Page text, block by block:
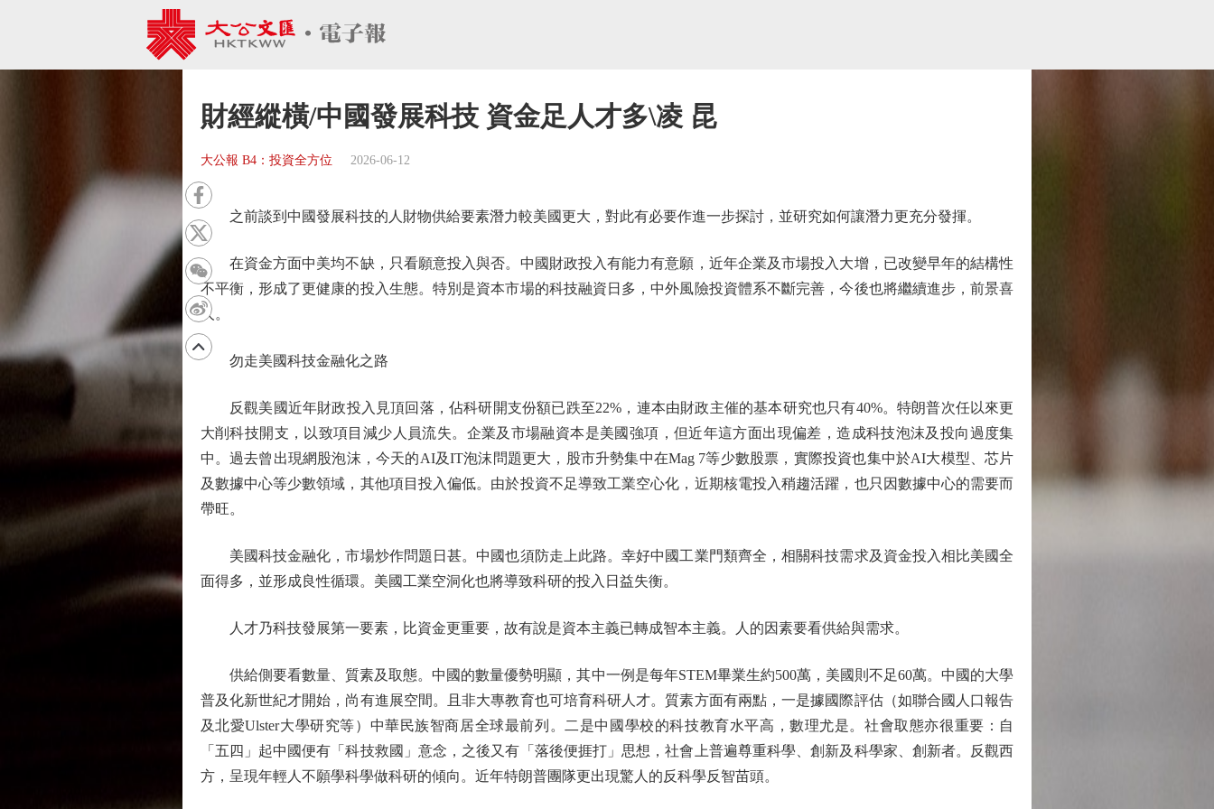
財經縱橫/中國發展科技 資金足人才多\凌 昆
大公報 B4：投資全方位 2026-06-12
之前談到中國發展科技的人財物供給要素潛力較美國更大，對此有必要作進一步探討，並研究如何讓潛力更充分發揮。
在資金方面中美均不缺，只看願意投入與否。中國財政投入有能力有意願，近年企業及市場投入大增，已改變早年的結構性
不平衡，形成了更健康的投入生態。特別是資本市場的科技融資日多，中外風險投資體系不斷完善，今後也將繼續進步，前景喜
人。
勿走美國科技金融化之路
反觀美國近年財政投入見頂回落，佔科研開支份額已跌至22%，連本由財政主催的基本研究也只有40%。特朗普次任以來更
大削科技開支，以致項目減少人員流失。企業及市場融資本是美國強項，但近年這方面出現偏差，造成科技泡沫及投向過度集
中。過去曾出現網股泡沫，今天的AI及IT泡沫問題更大，股市升勢集中在Mag 7等少數股票，實際投資也集中於AI大模型、芯片
及數據中心等少數領域，其他項目投入偏低。由於投資不足導致工業空心化，近期核電投入稍趨活躍，也只因數據中心的需要而
帶旺。
美國科技金融化，市場炒作問題日甚。中國也須防走上此路。幸好中國工業門類齊全，相關科技需求及資金投入相比美國全
面得多，並形成良性循環。美國工業空洞化也將導致科研的投入日益失衡。
人才乃科技發展第一要素，比資金更重要，故有說是資本主義已轉成智本主義。人的因素要看供給與需求。
供給側要看數量、質素及取態。中國的數量優勢明顯，其中一例是每年STEM畢業生約500萬，美國則不足60萬。中國的大學
普及化新世紀才開始，尚有進展空間。且非大專教育也可培育科研人才。質素方面有兩點，一是據國際評估（如聯合國人口報告
及北愛Ulster大學研究等）中華民族智商居全球最前列。二是中國學校的科技教育水平高，數理尤是。社會取態亦很重要：自
「五四」起中國便有「科技救國」意念，之後又有「落後便捱打」思想，社會上普遍尊重科學、創新及科學家、創新者。反觀西
方，呈現年輕人不願學科學做科研的傾向。近年特朗普團隊更出現驚人的反科學反智苗頭。